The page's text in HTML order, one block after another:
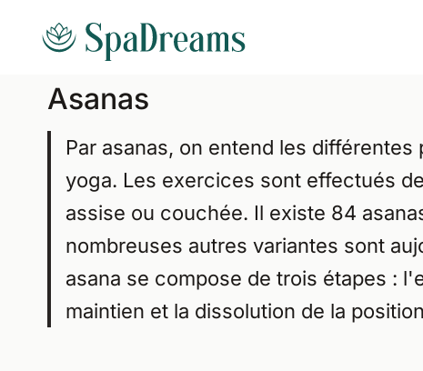
Asanas
Par asanas, on entend les
yoga. Les exercices sont effectués
assise ou couchée. Il existe 84
nombreuses autres variantes sont
asana se compose de trois étapes :
maintien et la dissolution de la